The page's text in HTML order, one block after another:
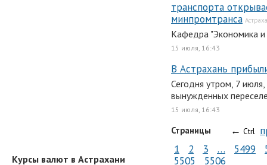
Курсы валют в Астрахани
транспорта
минпромтранса
Кафедра "Экономика
15 июля, 16:43
В Астрахань
Сегодня утром, 7
вынужденных
15 июля, 16:43
Страницы ← Ctrl
1
2 3 … 5499
5505
5506